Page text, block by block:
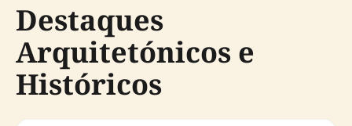
Destaques
Arquitetónicos e
Históricos